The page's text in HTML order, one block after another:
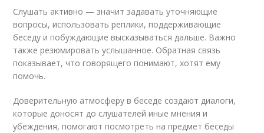
Слушать активно — значит задавать уточняющие
вопросы, использовать реплики, поддерживающие
беседу и побуждающие высказываться дальше. Важно
также резюмировать услышанное. Обратная связь
показывает, что говорящего понимают, хотят ему
помочь.
Доверительную атмосферу в беседе создают диалоги,
которые доносят до слушателей иные мнения и
убеждения, помогают посмотреть на предмет беседы